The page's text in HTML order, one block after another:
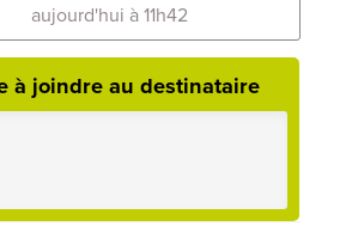
aujourd'hui à 11h42
à joindre au destinataire